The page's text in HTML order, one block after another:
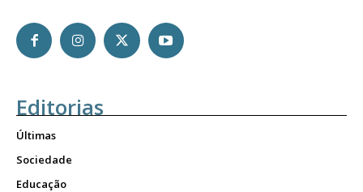
Editorias
Últimas
Sociedade
Educação